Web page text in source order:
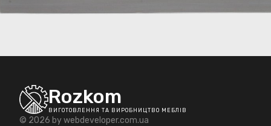
Rozkom
ВИГОТОВЛЕННЯ ТА ВИРОБНИЦТВО МЕБЛІВ
© 2026 bywebdeveloper.com.ua